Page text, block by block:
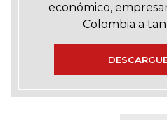
económico,
Colombia a